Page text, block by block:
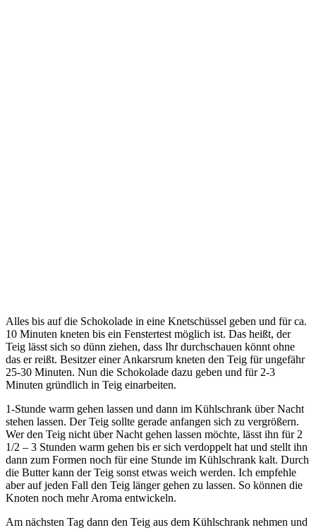
Alles bis auf die Schokolade in eine Knetschüssel geben und für ca.
10 Minuten kneten bis ein Fenstertest möglich ist. Das heißt, der
Teig lässt sich so dünn ziehen, dass Ihr durchschauen könnt ohne
das er reißt. Besitzer einer Ankarsrum kneten den Teig für ungefähr
25-30 Minuten. Nun die Schokolade dazu geben und für 2-3
Minuten gründlich in Teig einarbeiten.
1-Stunde warm gehen lassen und dann im Kühlschrank über Nacht
stehen lassen. Der Teig sollte gerade anfangen sich zu vergrößern.
Wer den Teig nicht über Nacht gehen lassen möchte, lässt ihn für 2
1/2 – 3 Stunden warm gehen bis er sich verdoppelt hat und stellt ihn
dann zum Formen noch für eine Stunde im Kühlschrank kalt. Durch
die Butter kann der Teig sonst etwas weich werden. Ich empfehle
aber auf jeden Fall den Teig länger gehen zu lassen. So können die
Knoten noch mehr Aroma entwickeln.
Am nächsten Tag dann den Teig aus dem Kühlschrank nehmen und